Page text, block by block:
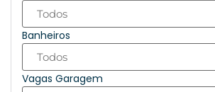
Banheiros
Vagas Garagem